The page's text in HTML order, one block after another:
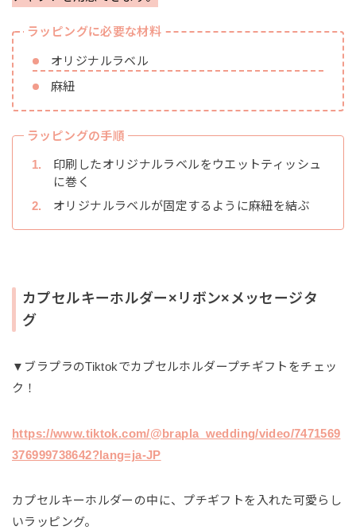
ラッピングに必要な材料
オリジナルラベル
麻紐
ラッピングの手順
印刷したオリジナルラベルをウエットティッシュ
に巻く
オリジナルラベルが固定するように麻紐を結ぶ
カプセルキーホルダー×リボン×メッセージタ
グ
▼ブラプラのTiktokでカプセルホルダープチギフトをチェッ
ク！
https://www.tiktok.com/@brapla_wedding/video/7471569
376999738642?lang=ja-JP
カプセルキーホルダーの中に、プチギフトを入れた可愛らし
いラッピング。